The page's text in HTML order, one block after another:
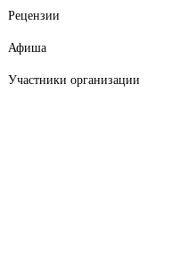
Рецензии
Афиша
Участники организации